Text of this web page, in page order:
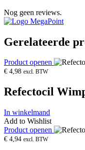
Nog geen reviews.
Gerelateerde
Product openen
€ 4,98 excl. BTW
Refectocil
In winkelmand
Add to Wishlist
Product openen
€ 4,94 excl. BTW